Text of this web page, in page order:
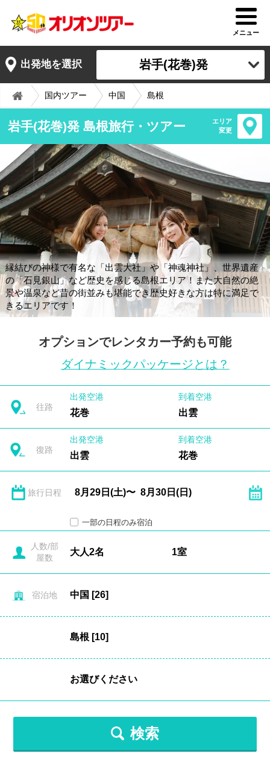
メニュー
出発地を選択 岩手(花巻)発
国内ツアー 中国 島根
岩手(花巻)発 島根旅行・ツアー
エリア
変更
縁結びの神様で有名な「出雲大社」や「神魂神社」、世界遺産
の「石見銀山」など歴史を感じる島根エリア！また大自然の絶
景や温泉など昔の街並みも堪能でき歴史好きな方は特に満足で
きるエリアです！
オプションでレンタカー予約も可能
ダイナミックパッケージとは？
往路
出発空港
花巻
到着空港
出雲
復路
出発空港
出雲
到着空港
花巻
旅行日程
一部の日程のみ宿泊
人数/部
屋数
宿泊地
検索